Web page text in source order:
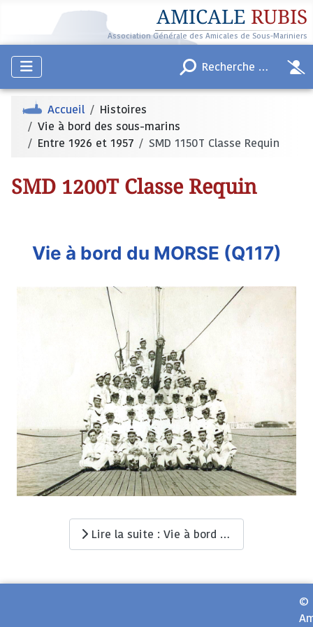
AMICALE RUBIS
Association Générale des Amicales de Sous-Mariniers
Accueil
Histoires
Vie à bord des sous-marins
Entre 1926 et 1957
SMD 1150T Classe Requin
SMD 1200T Classe Requin
Vie à bord du MORSE (Q117)
Lire la suite : Vie à bord du MORSE (Q117)
©